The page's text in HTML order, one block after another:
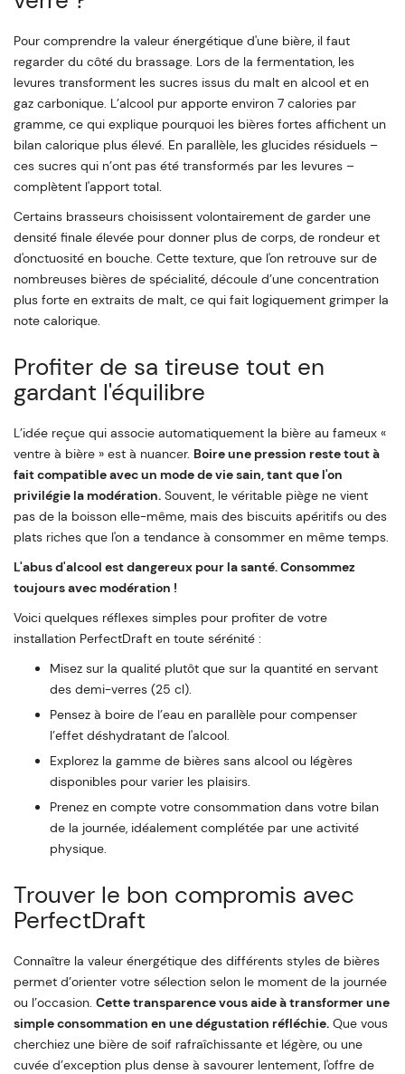
Pour comprendre la valeur énergétique d'une bière, il faut
regarder du côté du brassage. Lors de la fermentation, les
levures transforment les sucres issus du malt en alcool et en
gaz carbonique. L’alcool pur apporte environ 7 calories par
gramme, ce qui explique pourquoi les bières fortes affichent un
bilan calorique plus élevé. En parallèle, les glucides résiduels –
ces sucres qui n’ont pas été transformés par les levures –
complètent l'apport total.
Certains brasseurs choisissent volontairement de garder une
densité finale élevée pour donner plus de corps, de rondeur et
d'onctuosité en bouche. Cette texture, que l'on retrouve sur de
nombreuses bières de spécialité, découle d’une concentration
plus forte en extraits de malt, ce qui fait logiquement grimper la
note calorique.
Profiter de sa tireuse tout en
gardant l'équilibre
L’idée reçue qui associe automatiquement la bière au fameux «
ventre à bière » est à nuancer. Boire une pression reste tout à
fait compatible avec un mode de vie sain, tant que l'on
privilégie la modération. Souvent, le véritable piège ne vient
pas de la boisson elle-même, mais des biscuits apéritifs ou des
plats riches que l'on a tendance à consommer en même temps.
L'abus d'alcool est dangereux pour la santé. Consommez
toujours avec modération !
Voici quelques réflexes simples pour profiter de votre
installation PerfectDraft en toute sérénité :
Misez sur la qualité plutôt que sur la quantité en servant
des demi-verres (25 cl).
Pensez à boire de l’eau en parallèle pour compenser
l’effet déshydratant de l'alcool.
Explorez la gamme de bières sans alcool ou légères
disponibles pour varier les plaisirs.
Prenez en compte votre consommation dans votre bilan
de la journée, idéalement complétée par une activité
physique.
Trouver le bon compromis avec
PerfectDraft
Connaître la valeur énergétique des différents styles de bières
permet d’orienter votre sélection selon le moment de la journée
ou l’occasion. Cette transparence vous aide à transformer une
simple consommation en une dégustation réfléchie. Que vous
cherchiez une bière de soif rafraîchissante et légère, ou une
cuvée d’exception plus dense à savourer lentement, l'offre de